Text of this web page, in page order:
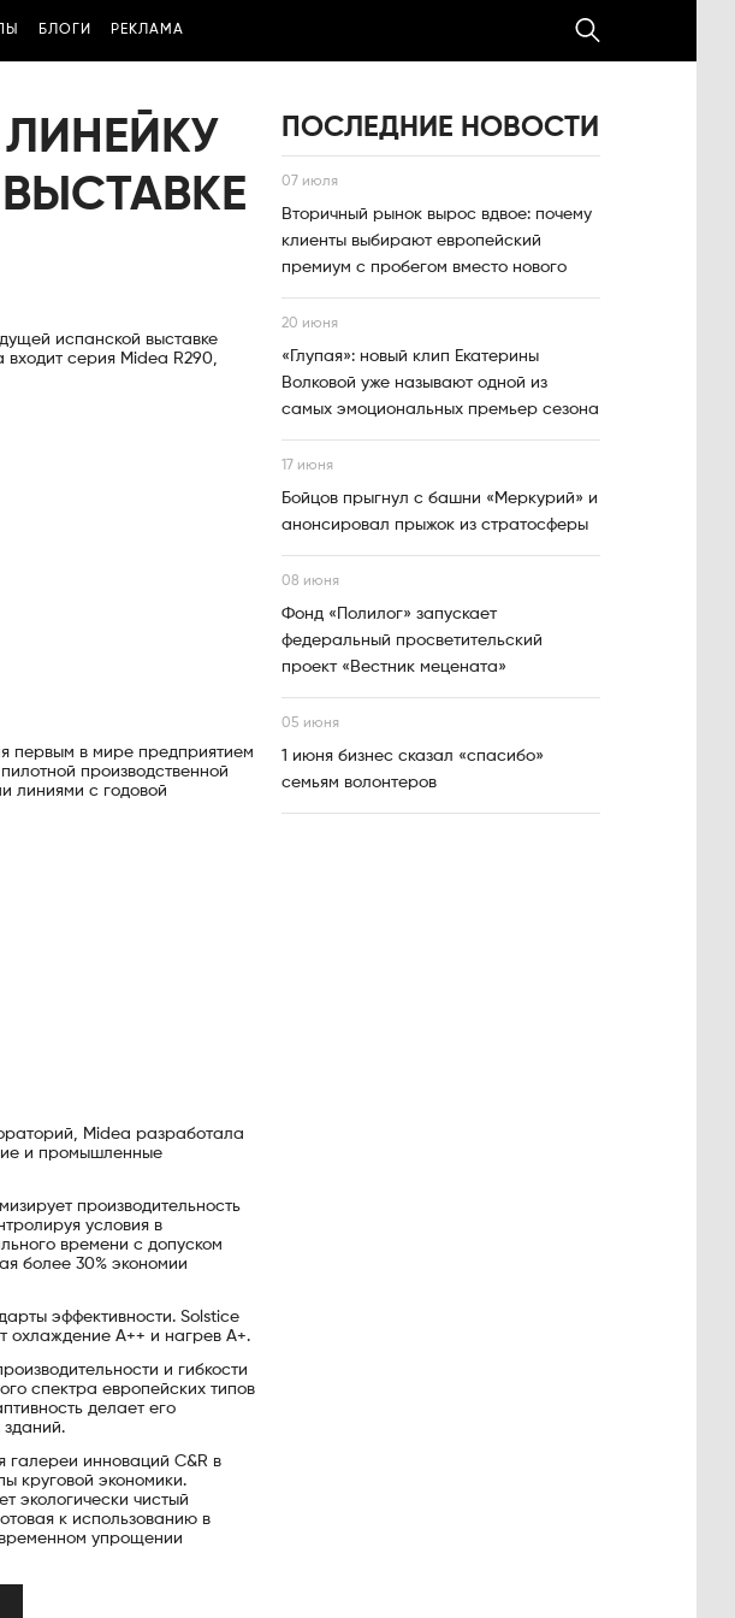
БЛОГИ РЕКЛАМА
испанской выставке
серия Midea R290,
первым в мире предприятием
производственной
линиями с годовой
Midea разработала
и промышленные
производительность
условия в
времени с допуском
более 30% экономии
эффективности. Solstice
охлаждение A++ и нагрев A+.
и гибкости
спектра европейских типов
делает его
зданий.
инноваций C&R в
круговой экономики.
экологически чистый
к использованию в
упрощении
ПОСЛЕДНИЕ НОВОСТИ
07 июля
Вторичный рынок вырос вдвое: почему
клиенты выбирают европейский
премиум с пробегом вместо нового
20 июня
«Глупая»: новый клип Екатерины
Волковой уже называют одной из
самых эмоциональных премьер сезона
17 июня
Бойцов прыгнул с башни «Меркурий» и
анонсировал прыжок из стратосферы
08 июня
Фонд «Полилог» запускает
федеральный просветительский
проект «Вестник мецената»
05 июня
1 июня бизнес сказал «спасибо»
семьям волонтеров